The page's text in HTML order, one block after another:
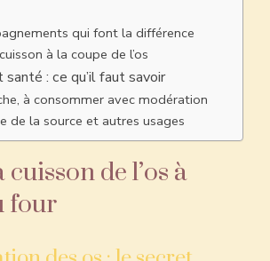
qui font la différence
à la coupe de l’os
: ce qu’il faut savoir
à consommer avec modération
de la source et autres usages
de l’os à
four